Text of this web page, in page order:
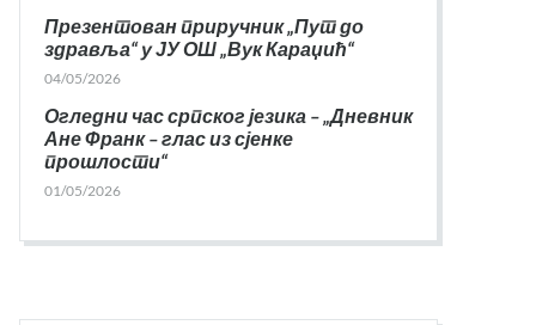
Презентован приручник „Пут до
здравља“ у ЈУ ОШ „Вук Караџић“
04/05/2026
Огледни час српског језика – „Дневник
Ане Франк – глас из сјенке
прошлости“
01/05/2026